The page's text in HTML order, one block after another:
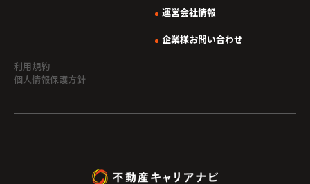
運営会社情報
企業様お問い合わせ
利用規約
個人情報保護方針